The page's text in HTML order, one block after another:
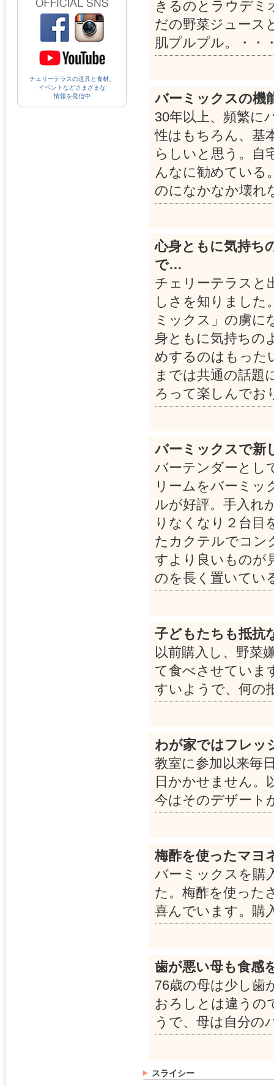
チェリーテラスの道具と食材、
イベントなどさまざまな
情報を発信中
きるのとラウデミ
だの野菜ジュース
肌プルプル。・・
バーミックスの機
30年以上、頻繁に
性はもちろん、基
らしいと思う。自
んなに勧めている
のになかなか壊れ
心身ともに気持ち
で…
チェリーテラスと
しさを知りました
ミックス」の虜に
身ともに気持ちの
めするのはもった
までは共通の話題
ろって楽しんでお
バーミックスで新
バーテンダーとし
リームをバーミッ
ルが好評。手入れ
りなくなり２台目
たカクテルでコン
すより良いものが
のを長く置いてい
子どもたちも抵抗
以前購入し、野菜
て食べさせていま
すいようで、何の
わが家ではフレッ
教室に参加以来毎
日かかせません。
今はそのデザート
梅酢を使ったマヨ
バーミックスを購
た。梅酢を使った
喜んでいます。購
歯が悪い母も食感
76歳の母は少し歯
おろしとは違うの
うで、母は自分の
スライシー